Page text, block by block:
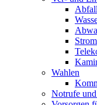
Strom
Wahlen
Notrufe